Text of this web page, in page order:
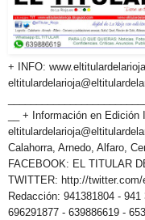
+ INFO:
__ + Información en
Calahorra, Arnedo, Alfaro,
FACEBOOK: EL TITULAR
TWITTER: http://
Redacción: 941381804 -
696291877 - 639886619 -